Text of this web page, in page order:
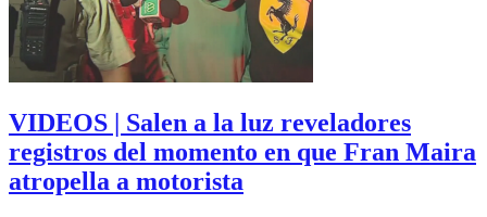
VIDEOS | Salen a la luz reveladores
registros del momento en que Fran Maira
atropella a motorista